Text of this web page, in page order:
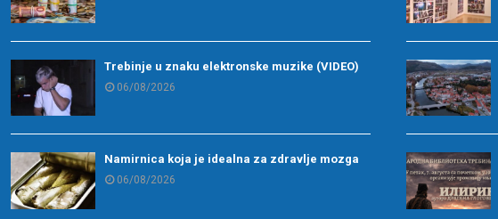
Trebinje u znaku elektronske muzike (VIDEO)
06/08/2026
Namirnica koja je idealna za zdravlje mozga
06/08/2026